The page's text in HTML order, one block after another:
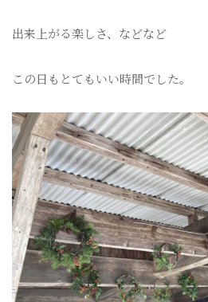
出来上がる楽しさ、などなど
この日もとてもいい時間でした。